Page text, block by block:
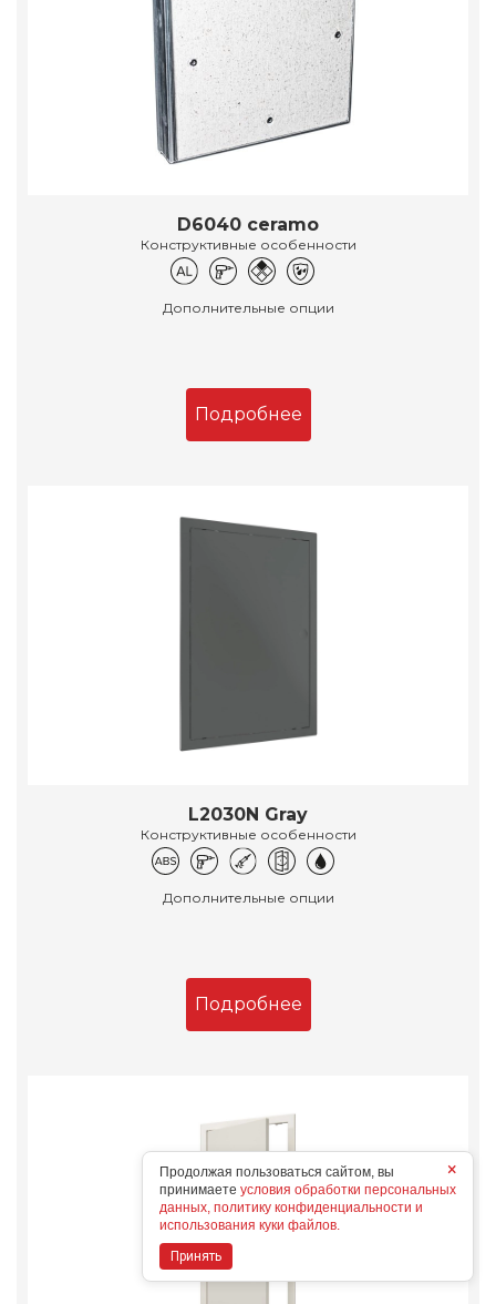
D6040 ceramo
Конструктивные особенности
Дополнительные опции
Подробнее
L2030N Gray
Конструктивные особенности
Дополнительные опции
Подробнее
×
Продолжая пользоваться сайтом, вы
принимаете условия обработки персональных
данных, политику конфиденциальности и
использования куки файлов.
Принять